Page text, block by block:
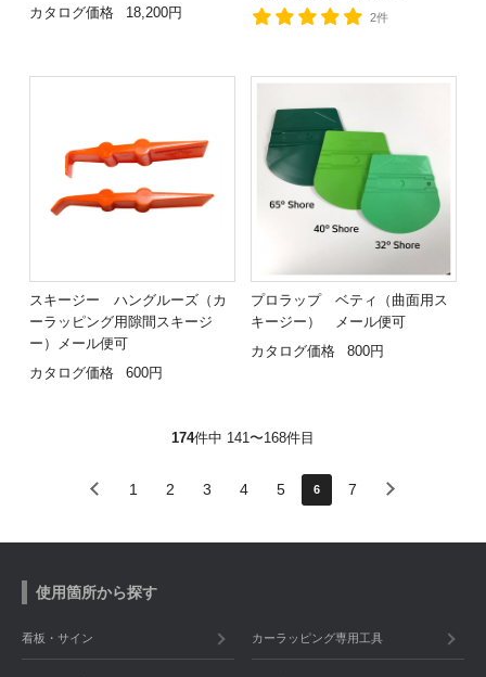
カタログ価格
18,200円 2件
スキージー ハングルーズ（カ
ーラッピング用隙間スキージ
ー）メール便可
カタログ価格
600円
プロラップ ベティ（曲面用ス
キージー） メール便可
カタログ価格
800円
174件中 141〜168件目
1 2 3 4 5 6 7
使用箇所から探す
看板・サイン カーラッピング専用工具